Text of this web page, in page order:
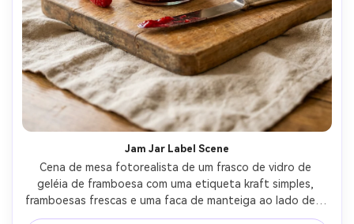
Jam Jar Label Scene
Cena de mesa fotorealista de um frasco de vidro de
geléia de framboesa com uma etiqueta kraft simples,
framboesas frescas e uma faca de manteiga ao lado dele,
pano de linho e tábua de madeira, luz macia da janela da